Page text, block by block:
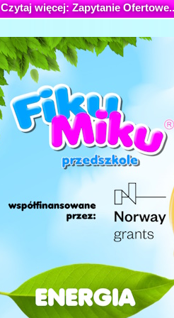
Czytaj więcej: Zapytanie